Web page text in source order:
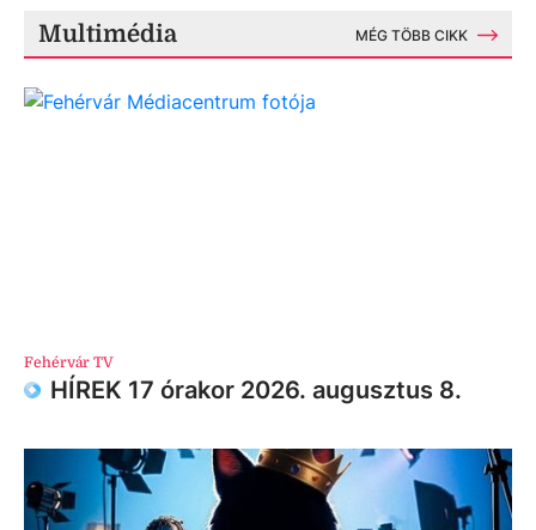
Multimédia MÉG TÖBB CIKK
Fehérvár TV
HÍREK 17 órakor 2026. augusztus 8.